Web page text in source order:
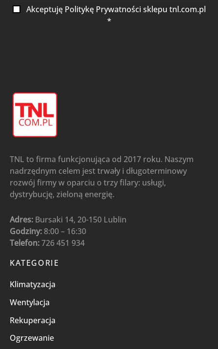
Akceptuję Politykę Prywatności sklepu tnl.com.pl
*
TNL to firma funkcjonująca od 2017 roku. Naszym
nadrzędnym celem jest trwały i długoterminowy
rozwój firmy w oparciu o trzy filary: usługi,
dystrybucję, zieloną energię.
Adres: Bursaki 14, 20-150 Lublin
Godziny: 8:00 – 16:30
Telefon:726 451 934
KATEGORIE
Klimatyzacja
Wentylacja
Rekuperacja
Ogrzewanie